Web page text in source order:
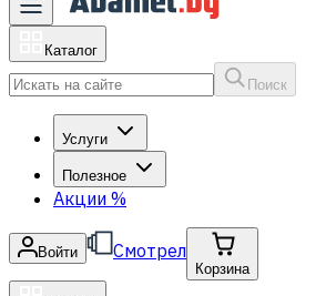
Каталог
Поиск
Услуги
Полезное
Акции %
Войти Смотрел
Корзина